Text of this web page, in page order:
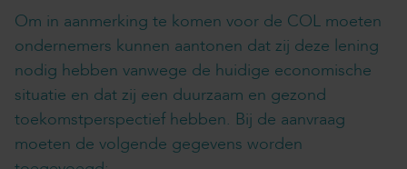
Om in aanmerking te komen voor de COL moeten
ondernemers kunnen aantonen dat zij deze lening
nodig hebben vanwege de huidige economische
situatie en dat zij een duurzaam en gezond
toekomstperspectief hebben. Bij de aanvraag
moeten de volgende gegevens worden